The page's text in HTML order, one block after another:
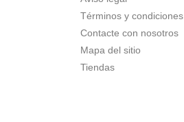
Términos y condiciones
Contacte con nosotros
Mapa del sitio
Tiendas